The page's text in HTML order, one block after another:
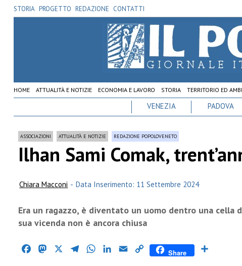
STORIA PROGETTO REDAZIONE CONTATTI
HOME ATTUALITÀ E NOTIZIE ECONOMIA E LAVORO STORIA TERRITORIO ED
VENEZIA PADOVA
ASSOCIAZIONI ATTUALITÀ E NOTIZIE REDAZIONE POPOLOVENETO
Ilhan Sami Comak,
Chiara Macconi - Data Inserimento: 11 Settembre 2024
Era un ragazzo, è diventato un uomo dentro una
sua vicenda non è ancora chiusa
FacebookMastodon TelegramWhatsAppLinkedIn
Email Copy
Share